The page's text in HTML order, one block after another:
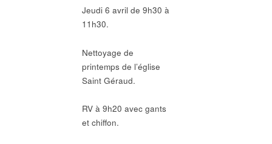
Jeudi 6 avril de 9h30 à
11h30.
Nettoyage de
printemps de l’église
Saint Géraud.
RV à 9h20 avec gants
et chiffon.